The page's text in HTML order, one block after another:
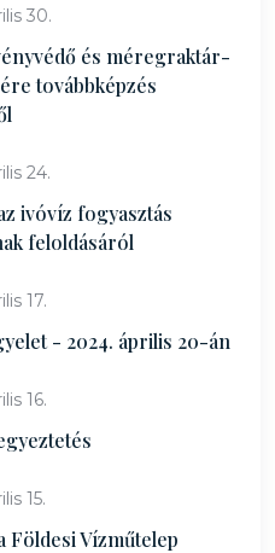
30.
és méregraktár-
továbbképzés
24.
ivóvíz fogyasztás
feloldásáról
17.
- 2024. április 20-án
16.
15.
Földesi Vízműtelep